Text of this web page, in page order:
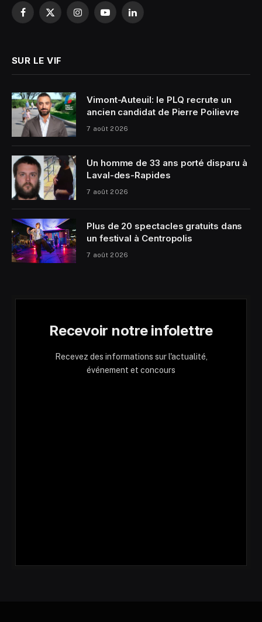
Facebook
X
InstagramYouTubeLinkedIn
SUR LE VIF
Vimont-Auteuil: le PLQ recrute un
ancien candidat de Pierre Poilievre
7 août 2026
Un homme de 33 ans porté disparu à
Laval-des-Rapides
7 août 2026
Plus de 20 spectacles gratuits dans
un festival à Centropolis
7 août 2026
Recevoir notre infolettre
Recevez des informations sur l'actualité,
événement et concours